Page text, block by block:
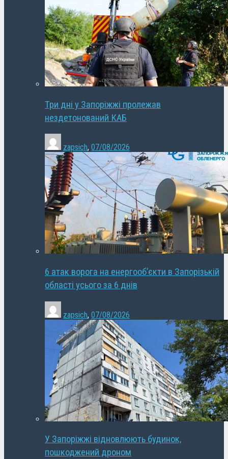
Три дні у Запоріжжі пролежав
нездетонований КАБ
zapsich, 07/08/2026
6 атак ворога на енергооб’єкти в Запорізькій
області усього за 6 днів
zapsich, 07/08/2026
У Запоріжжі відновлюють будинок,
пошкоджений дроном